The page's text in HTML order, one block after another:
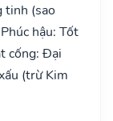
tinh (sao
hậu: Tốt
cống: Đại
(trừ Kim